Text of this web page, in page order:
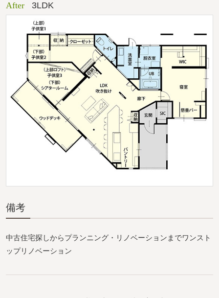
After 3LDK
備考
中古住宅探しからプランニング・リノベーションまでワンスト
ップリノベーション